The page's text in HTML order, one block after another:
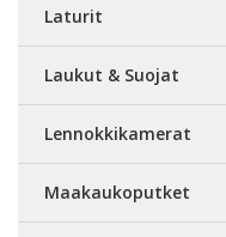
Laturit
Laukut & Suojat
Lennokkikamerat
Maakaukoputket